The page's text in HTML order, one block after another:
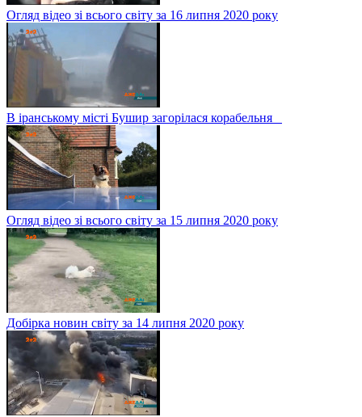
Огляд відео зі всього світу за 16 липня 2020 року
В іранському місті Бушир загорілася корабельня
Огляд відео зі всього світу за 15 липня 2020 року
Добірка новин світу за 14 липня 2020 року